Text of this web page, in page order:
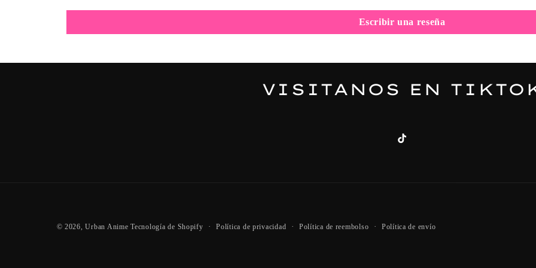
Escribir una reseña
VISITANOS EN
TikTok
© 2026, Urban AnimeTecnología de Shopify Política de privacidad Política de reembolso Política de envío